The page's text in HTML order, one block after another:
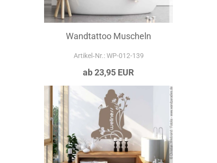
Wandtattoo Muscheln
Artikel‑Nr.: WP-012-139
ab 23,95 EUR